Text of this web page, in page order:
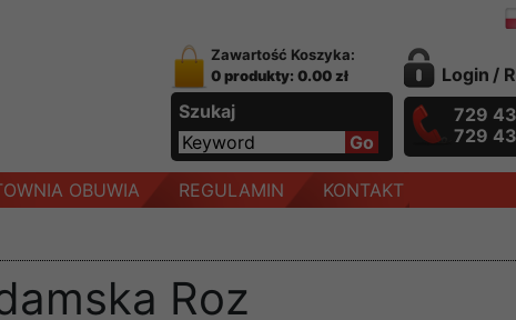
Zawartość Koszyka:
0 produkty: 0.00 zł
Szukaj
Login /
729
729
OBUWIA REGULAMIN KONTAKT
Roz